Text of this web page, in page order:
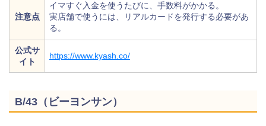
注意点
イマすぐ入金を使うたびに、手数料がかかる。
実店舗で使うには、リアルカードを発行する必要があ
る。
公式サ
イト
https://www.kyash.co/
B/43（ビーヨンサン）